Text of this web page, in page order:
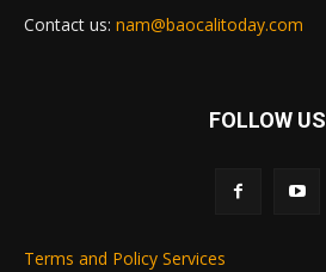
Contact us: nam@baocalitoday.com
FOLLOW US
Terms and Policy Services